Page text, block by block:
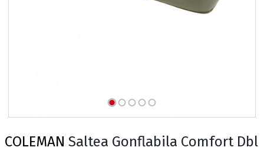
COLEMAN Saltea Gonflabila Comfort Dbl